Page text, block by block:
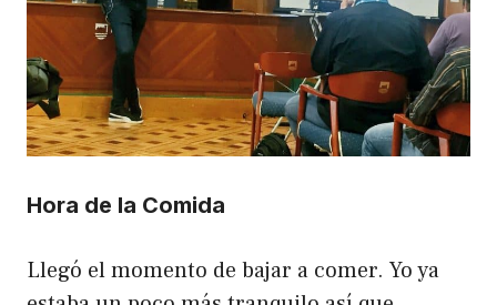
Hora de la Comida
Llegó el momento de bajar a comer. Yo ya